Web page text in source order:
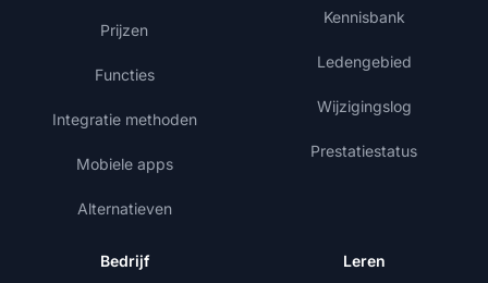
Prijzen
Functies
Integratie methoden
Mobiele apps
Alternatieven
Kennisbank
Ledengebied
Wijzigingslog
Prestatiestatus
Bedrijf Leren